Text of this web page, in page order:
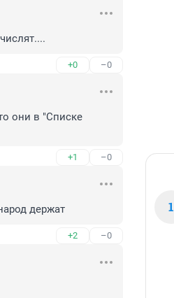
+0 –0
они в "Списке
+1 –0
держат
+2 –0
1